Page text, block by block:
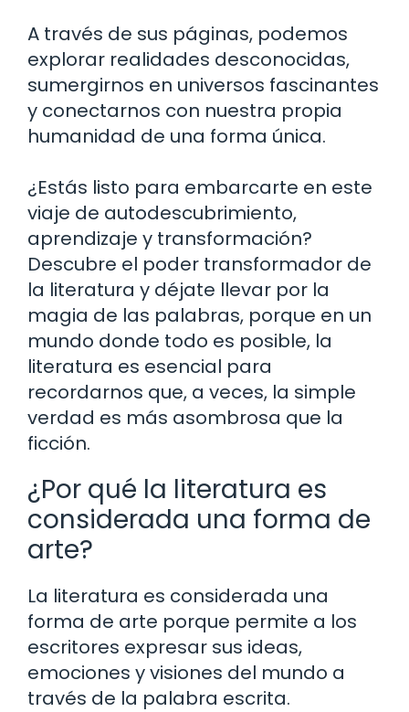
A través de sus páginas, podemos
explorar realidades desconocidas,
sumergirnos en universos fascinantes
y conectarnos con nuestra propia
humanidad de una forma única.
¿Estás listo para embarcarte en este
viaje de autodescubrimiento,
aprendizaje y transformación?
Descubre el poder transformador de
la literatura y déjate llevar por la
magia de las palabras, porque en un
mundo donde todo es posible, la
literatura es esencial para
recordarnos que, a veces, la simple
verdad es más asombrosa que la
ficción.
¿Por qué la literatura es
considerada una forma de
arte?
La literatura es considerada una
forma de arte porque permite a los
escritores expresar sus ideas,
emociones y visiones del mundo a
través de la palabra escrita.